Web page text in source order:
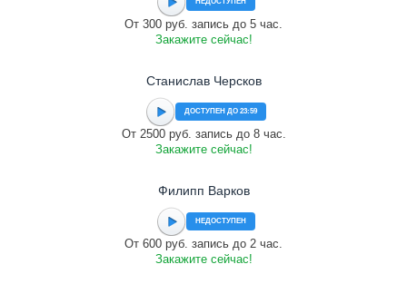
От 300 руб. запись до 5 час.
Закажите сейчас!
Станислав Черсков
ДОСТУПЕН ДО 23:59
От 2500 руб. запись до 8 час.
Закажите сейчас!
Филипп Варков
НЕДОСТУПЕН
От 600 руб. запись до 2 час.
Закажите сейчас!